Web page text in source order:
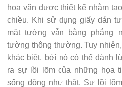
hoa văn được thiết kế nhằm
chiều. Khi sử dụng giấy dán
mặt tường vẫn bằng phẳng
tường thông thường. Tuy
khác biệt, bởi nó có thể đành
ra sự lồi lõm của những họa
sống động như thật. Sự lồi